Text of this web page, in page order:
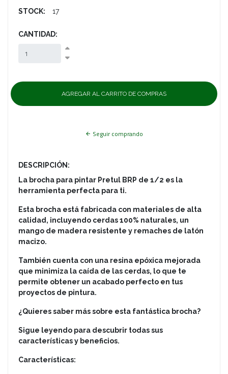
STOCK: 17
CANTIDAD:
Seguir comprando
DESCRIPCIÓN:
La brocha para pintar Pretul BRP de 1/2 es la
herramienta perfecta para ti.
Esta brocha está fabricada con materiales de alta
calidad, incluyendo cerdas 100% naturales, un
mango de madera resistente y remaches de latón
macizo.
También cuenta con una resina epóxica mejorada
que minimiza la caída de las cerdas, lo que te
permite obtener un acabado perfecto en tus
proyectos de pintura.
¿Quieres saber más sobre esta fantástica brocha?
Sigue leyendo para descubrir todas sus
características y beneficios.
Características: